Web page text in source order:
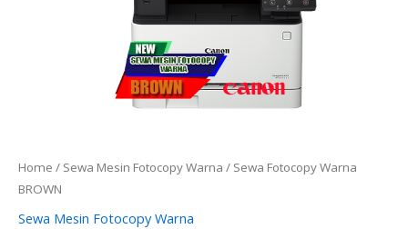
Home / Sewa Mesin Fotocopy Warna / Sewa Fotocopy Warna
BROWN
Sewa Mesin Fotocopy Warna